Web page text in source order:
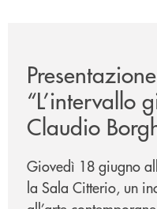
“L’intervallo
Claudio
Giovedì 18 giugno
la Sala Citterio, un